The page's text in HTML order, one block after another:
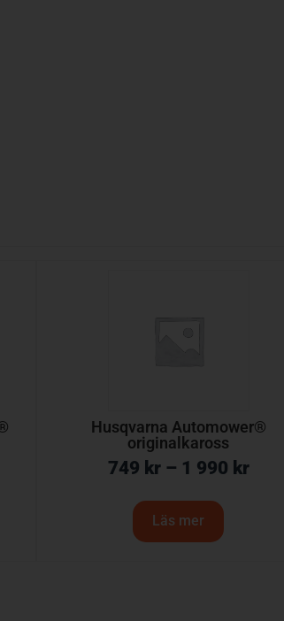
Husqvarna Automower®
originalkaross
749 kr – 1 990 kr
Läs mer